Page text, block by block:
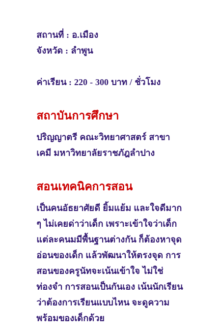
สถานที่ : อ.เมือง
จังหวัด : ลำพูน
ค่าเรียน : 220 - 300 บาท / ชั่วโมง
สถาบันการศึกษา
ปริญญาตรี คณะวิทยาศาสตร์ สาขา
เคมี มหาวิทยาลัยราชภัฎลำปาง
สอนเทคนิคการสอน
เป็นคนอัธยาศัยดี ยิ้มแย้ม และใจดีมาก
ๆ ไม่เคยด่าว่าเด็ก เพราะเข้าใจว่าเด็ก
แต่ละคนมมีพื้นฐานต่างกัน ก็ต้องหาจุด
อ่อนของเด็ก แล้วพัฒนาให้ตรงจุด การ
สอนของครูนัทจะเน้นเข้าใจ ไม่ใช่
ท่องจำ การสอนเป็นกันเอง เน้นนักเรียน
ว่าต้องการเรียนแบบไหน จะดูความ
พร้อมของเด็กด้วย